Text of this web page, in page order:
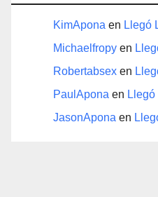
KimApona en Llegó
Michaelfropy en
Robertabsex en
PaulApona en
JasonApona en